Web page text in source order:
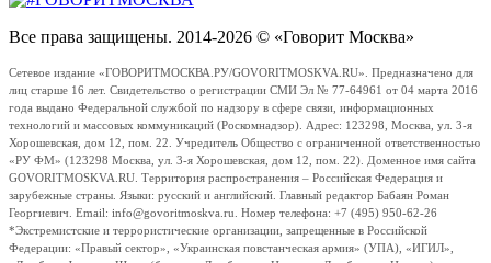
Все права защищены. 2014-2026 © «Говорит Москва»
Сетевое издание «ГОВОРИТМОСКВА.РУ/GOVORITMOSKVA.RU». Предназначено для
лиц старше 16 лет. Свидетельство о регистрации СМИ Эл № 77-64961 от 04 марта 2016
года выдано Федеральной службой по надзору в сфере связи, информационных
технологий и массовых коммуникаций (Роскомнадзор). Адрес: 123298, Москва, ул. 3-я
Хорошевская, дом 12, пом. 22. Учредитель Общество с ограниченной ответственностью
«РУ ФМ» (123298 Москва, ул. 3-я Хорошевская, дом 12, пом. 22). Доменное имя сайта
GOVORITMOSKVA.RU. Территория распространения – Российская Федерация и
зарубежные страны. Языки: русский и английский. Главный редактор Бабаян Роман
Георгиевич. Email: info@govoritmoskva.ru. Номер телефона: +7 (495) 950-62-26
*Экстремистские и террористические организации, запрещенные в Российской
Федерации: «Правый сектор», «Украинская повстанческая армия» (УПА), «ИГИЛ»,